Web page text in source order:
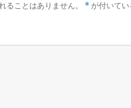
ることはありません。 * が付いて